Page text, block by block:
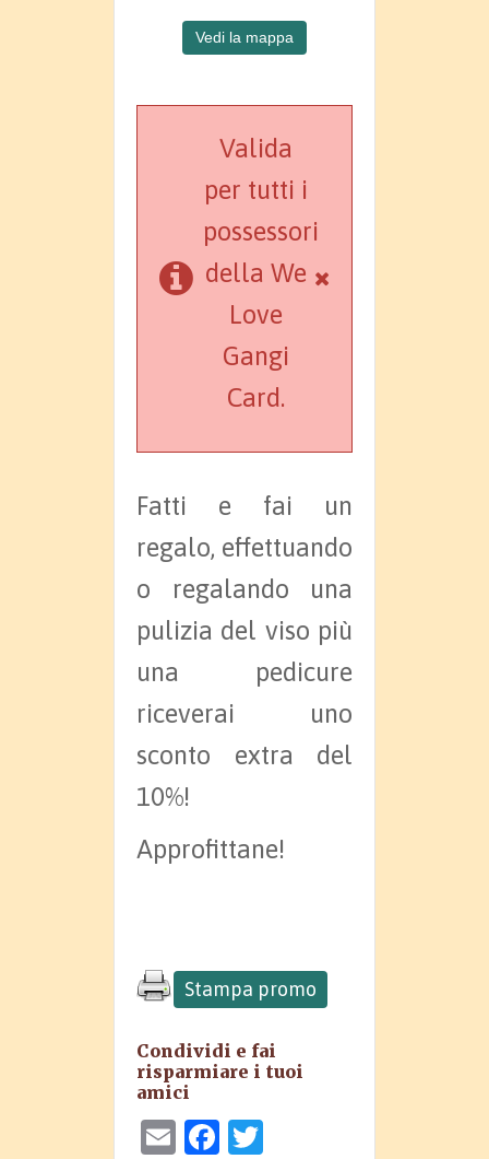
Vedi la mappa
Valida
per tutti i
possessori
della We
Love
Gangi
Card.
Fatti e fai un
regalo, effettuando
o regalando una
pulizia del viso più
una pedicure
riceverai uno
sconto extra del
10%!
Approfittane!
Stampa promo
Condividi e fai
risparmiare i tuoi
amici
EmailFacebook